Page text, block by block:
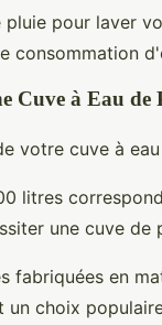
pluie pour laver
consommation
Cuve à Eau de
votre cuve à
litres
une cuve de
fabriquées en
choix